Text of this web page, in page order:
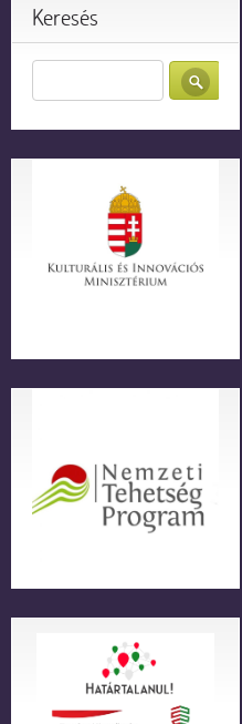
Keresés